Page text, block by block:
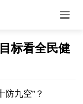
标看全民健
防九空”？